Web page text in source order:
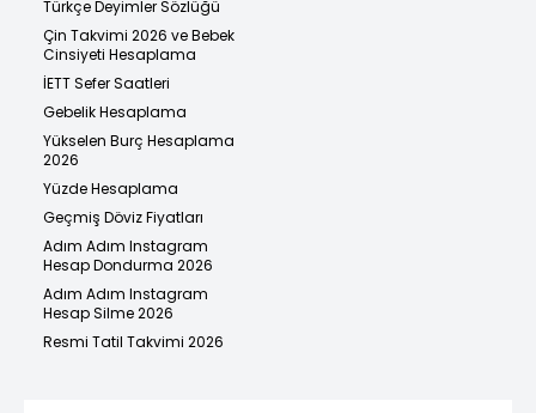
Türkçe Deyimler Sözlüğü
Çin Takvimi 2026 ve Bebek
Cinsiyeti Hesaplama
İETT Sefer Saatleri
Gebelik Hesaplama
Yükselen Burç Hesaplama
2026
Yüzde Hesaplama
Geçmiş Döviz Fiyatları
Adım Adım Instagram
Hesap Dondurma 2026
Adım Adım Instagram
Hesap Silme 2026
Resmi Tatil Takvimi 2026